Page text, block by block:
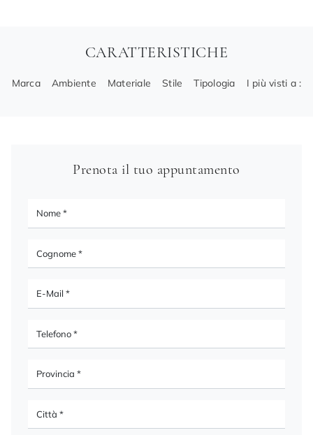
CARATTERISTICHE
Marca Ambiente Materiale Stile Tipologia I più visti a :
Prenota il tuo appuntamento